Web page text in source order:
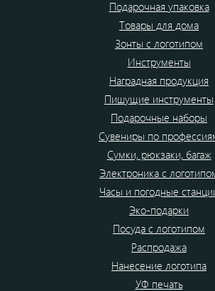
Подарочная упаковка
Товары для дома
Зонты с логотипом
Инструменты
Наградная продукция
Пишущие инструменты
Подарочные наборы
Сувениры по
Сумки, рюкзаки, багаж
Электроника с
Часы и погодные
Эко-подарки
Посуда с логотипом
Распродажа
Нанесение логотипа
УФ печать